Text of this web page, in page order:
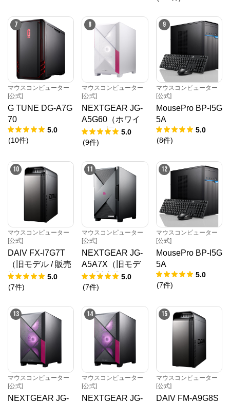
7
マウスコンピューター
[公式]
G TUNE DG-A7G
70
5.0
(10件)
8
マウスコンピューター
[公式]
NEXTGEAR JG-
A5G60（ホワイ
ト）（旧モデル /
販売終了）
5.0
(9件)
9
マウスコンピューター
[公式]
MousePro BP-I5G
5A
5.0
(8件)
10
マウスコンピューター
[公式]
DAIV FX-I7G7T
（旧モデル / 販売
終了）
5.0
(7件)
11
マウスコンピューター
[公式]
NEXTGEAR JG-
A5A7X（旧モデ
ル / 販売終了）
5.0
(7件)
12
マウスコンピューター
[公式]
MousePro BP-I5G
5A
5.0
(7件)
13
マウスコンピューター
[公式]
NEXTGEAR JG-
14
マウスコンピューター
[公式]
NEXTGEAR JG-
15
マウスコンピューター
[公式]
DAIV FM-A9G8S